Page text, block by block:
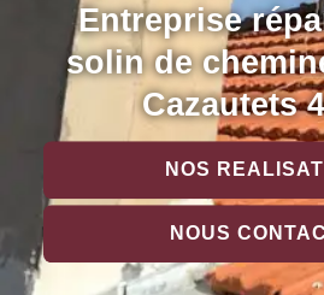
Entreprise
solin de
Cazautets
NOS
NOUS